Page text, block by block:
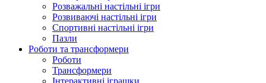
Розважальні настільні ігри
Розвиваючі настільні ігри
Спортивні настільні ігри
Пазли
Роботи та трансформери
Роботи
Трансформери
Інтерактивні іграшки